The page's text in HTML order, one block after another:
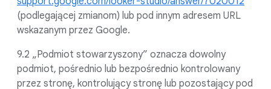
(podlegającej zmianom) lub pod innym adresem URL
wskazanym przez Google.
9.2 „Podmiot stowarzyszony” oznacza dowolny
podmiot, pośrednio lub bezpośrednio kontrolowany
przez stronę, kontrolujący stronę lub pozostający pod